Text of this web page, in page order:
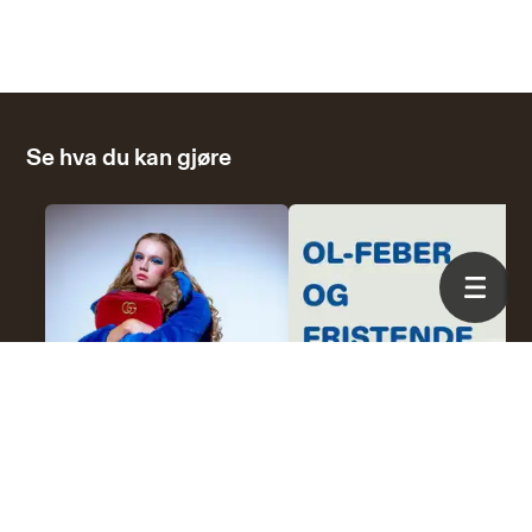
Se hva du kan gjøre